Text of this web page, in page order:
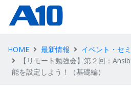
HOME 最新情報
イベント・セ
【リモート勉強会】第２回：
能を設定しよう！（基礎編）